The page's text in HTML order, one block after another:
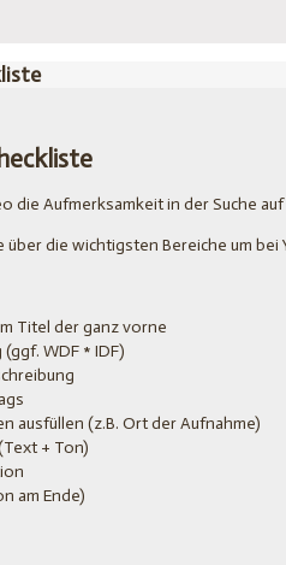
die Aufmerksamkeit in der Suche
die wichtigsten Bereiche um bei
Titel der ganz vorne
WDF * IDF)
ausfüllen (z.B. Ort der Aufnahme)
+ Ton)
am Ende)